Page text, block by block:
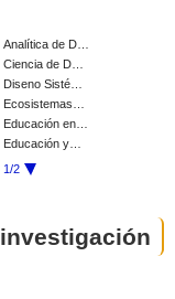
Analítica de D…
Ciencia de D…
Diseno Sisté…
Ecosistemas…
Educación en…
Educación y…
1/2